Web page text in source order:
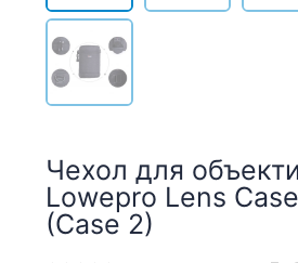
Чехол для
Lowepro Lens
(Case 2)